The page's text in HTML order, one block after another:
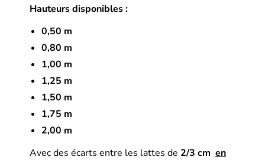
Hauteurs disponibles :
0,50 m
0,80 m
1,00 m
1,25 m
1,50 m
1,75 m
2,00 m
Avec des écarts entre les lattes de 2/3 cm en